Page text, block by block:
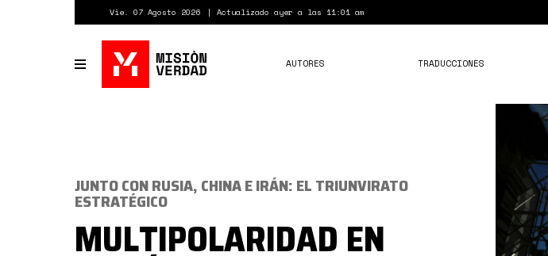
Vie. 07 Agosto 2026 Actualizado ayer a las 11:01 am
Toggle
navigation
AUTORES TRADUCCIONES
2025-
10-
JUNTO CON RUSIA, CHINA E IRÁN: EL TRIUNVIRATO
ESTRATÉGICO
MULTIPOLARIDAD EN